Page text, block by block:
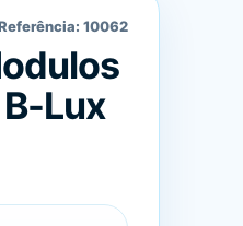
10062
Lux